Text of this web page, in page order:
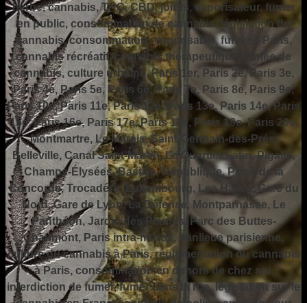
herbe, cannabis, THC, CBD, joints, vaporisateur, fumer
en public, consommation de cannabis, législation du
cannabis, consommation responsable, fumer à Paris,
cannabis récréatif, cannabis thérapeutique, fumée de
cannabis, culture urbaine, Paris 1er, Paris 2e, Paris 3e,
Paris 4e, Paris 5e, Paris 6e, Paris 7e, Paris 8e, Paris 9e,
Paris 10e, Paris 11e, Paris 12e, Paris 13e, Paris 14e, Paris
15e, Paris 16e, Paris 17e, Paris 18e, Paris 19e, Paris 20e,
Montmartre, Le Marais, Saint-Germain-des-Prés,
Belleville, Canal Saint-Martin, Le Quartier Latin, Pigalle,
Champs-Élysées, Bastille, République, Place de la
Concorde, Trocadéro, Luxembourg, Les Halles, Gare du
Nord, Gare de Lyon, La Défense, Montparnasse, Le
Panthéon, Jardin des Plantes, Parc des Buttes-
Chaumont, Paris intra-muros, banlieue parisienne,
culture du cannabis à Paris, réglementation du cannabis
à Paris, consommation en dehors de chez soi,
interdiction de fumer, fumer dans la rue, législation sur le